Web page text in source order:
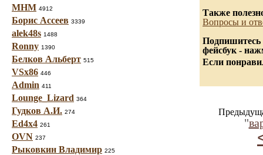
МНМ 4912
Борис Ассеев 3339
alek48s 1488
Ronny 1390
Белков Альберт 515
VSx86 446
Admin 411
Lounge_Lizard 364
Гудков А.И. 274
Ed4x4 261
OVN 237
Рыковкин Владимир 225
Также
Вопросы и
Подпишитесь
фейсбук -
Если
"